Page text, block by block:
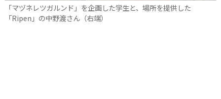
「マヅネレツガルンド」を企画した学生と、場所を提供した
「Ripen」の中野渡さん（右端）